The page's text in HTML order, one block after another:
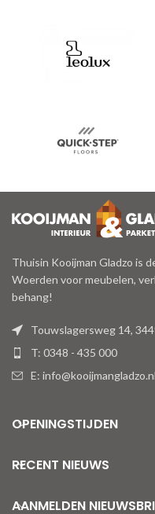
Thuisin Kooijman Gladzo is
Woerden voor meubelen,
behang!
Touwslagersweg 14,
T: 0348 - 435 000
E: info@kooijmangladzo.nl
OPENINGSTIJDEN
RECENT NIEUWS
AANMELDEN